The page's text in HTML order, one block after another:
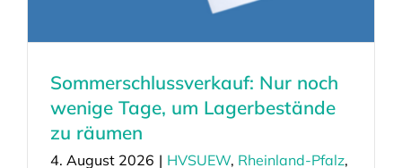
Sommerschlussverkauf: Nur noch
wenige Tage, um Lagerbestände
zu räumen
4. August 2026 | HVSUEW, Rheinland-Pfalz,